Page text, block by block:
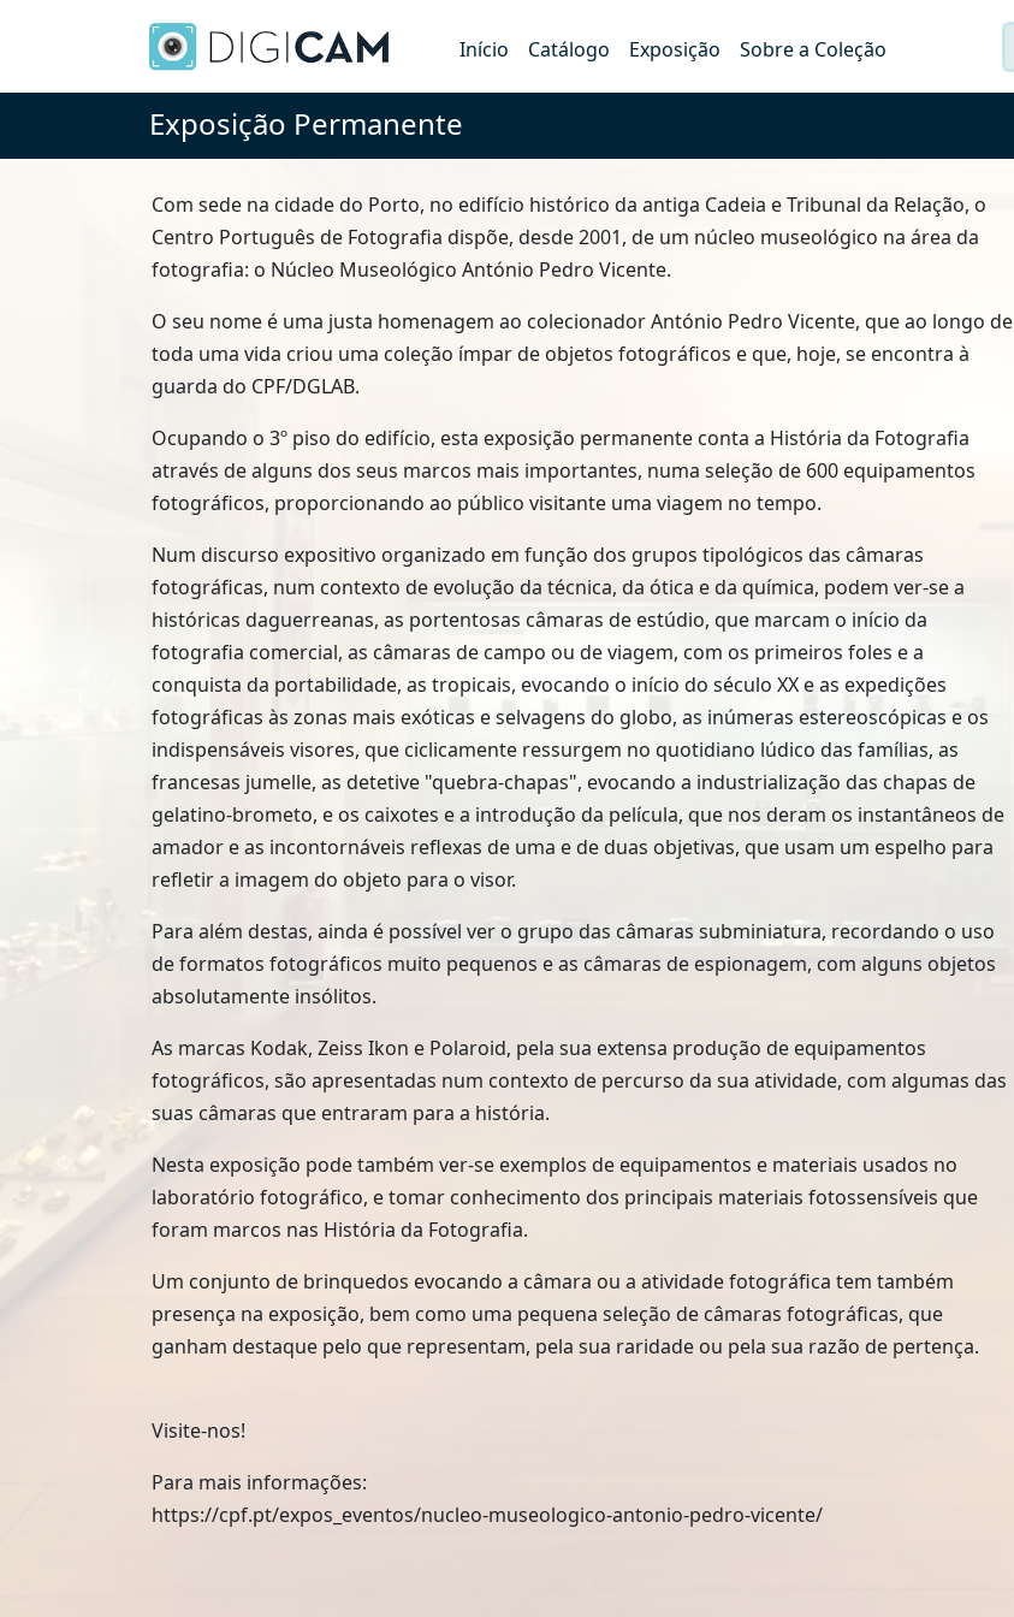
Início Catálogo Exposição Sobre a Coleção
Exposição Permanente
Com sede na cidade do Porto, no edifício histórico da antiga Cadeia e Tribunal da Relação, o
Centro Português de Fotografia dispõe, desde 2001, de um núcleo museológico na área da
fotografia: o Núcleo Museológico António Pedro Vicente.
O seu nome é uma justa homenagem ao colecionadorAntónio Pedro Vicente, que ao longo de
toda uma vida criou uma coleção ímpar de objetos fotográficos e que, hoje, se encontra à
guarda do CPF/DGLAB.
Ocupando o 3º piso do edifício, esta exposição permanente conta a História da Fotografia
através de alguns dos seus marcos mais importantes, numa seleção de 600 equipamentos
fotográficos, proporcionando ao público visitante uma viagem no tempo.
Num discurso expositivo organizado em função dos grupos tipológicos das câmaras
fotográficas, num contexto de evolução da técnica, da ótica e da química, podem ver-se a
históricas daguerreanas, as portentosas câmaras de estúdio, que marcam o início da
fotografia comercial, as câmaras de campo ou de viagem, com os primeiros foles e a
conquista da portabilidade, as tropicais, evocando o início do século XX e as expedições
fotográficas às zonas mais exóticas e selvagens do globo, as inúmeras estereoscópicas e os
indispensáveis visores, que ciclicamente ressurgem no quotidiano lúdico das famílias, as
francesas jumelle, as detetive "quebra-chapas", evocando a industrialização das chapas de
gelatino-brometo, e os caixotes e a introdução da película, que nos deram os instantâneos de
amador e as incontornáveis reflexas de uma e de duas objetivas, que usam um espelho para
refletir a imagem do objeto para o visor.
Para além destas, ainda é possível ver o grupo das câmaras subminiatura, recordando o uso
de formatos fotográficos muito pequenos e as câmaras de espionagem, com alguns objetos
absolutamente insólitos.
As marcas Kodak, Zeiss Ikon e Polaroid, pela sua extensa produção de equipamentos
fotográficos, são apresentadas num contexto de percurso da sua atividade, com algumas das
suas câmaras que entraram para a história.
Nesta exposição pode também ver-se exemplos de equipamentos e materiais usados no
laboratório fotográfico, e tomar conhecimento dos principais materiais fotossensíveis que
foram marcos nas História da Fotografia.
Um conjunto de brinquedos evocando a câmara ou a atividade fotográfica tem também
presença na exposição, bem como uma pequena seleção de câmaras fotográficas, que
ganham destaque pelo que representam, pela sua raridade ou pela sua razão de pertença.
Visite-nos!
Para mais informações:
https://cpf.pt/expos_eventos/nucleo-museologico-antonio-pedro-vicente/